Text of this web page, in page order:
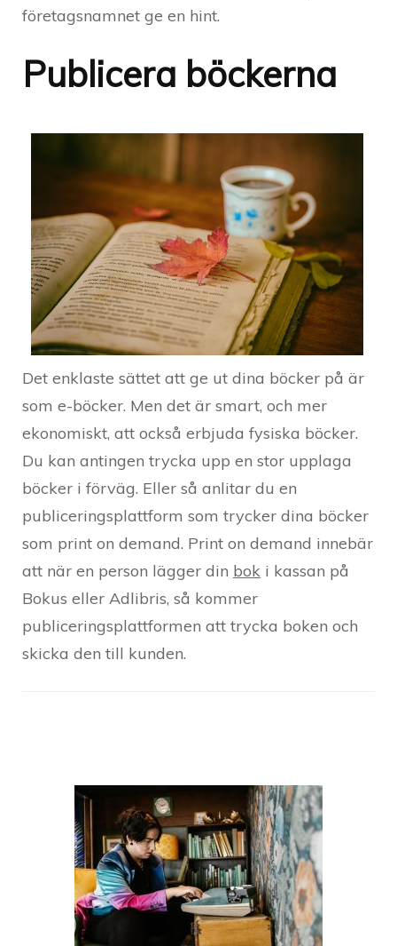
företagsnamnet ge en hint.
Publicera böckerna
Det enklaste sättet att ge ut dina böcker på är
som e-böcker. Men det är smart, och mer
ekonomiskt, att också erbjuda fysiska böcker.
Du kan antingen trycka upp en stor upplaga
böcker i förväg. Eller så anlitar du en
publiceringsplattform som trycker dina böcker
som print on demand. Print on demand innebär
att när en person lägger din bok i kassan på
Bokus eller Adlibris, så kommer
publiceringsplattformen att trycka boken och
skicka den till kunden.